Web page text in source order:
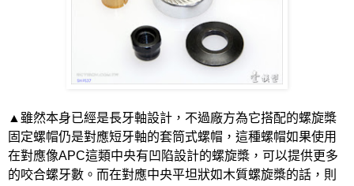
▲雖然本身已經是長牙軸設計，不過廠方為它搭配的螺旋槳
固定螺帽仍是對應短牙軸的套筒式螺帽，這種螺帽如果使用
在對應像APC這類中央有凹陷設計的螺旋槳，可以提供更多
的咬合螺牙數。而在對應中央平坦狀如木質螺旋槳的話，則